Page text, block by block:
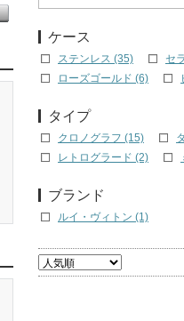
ケース
ステンレス (35)
セ
ローズゴールド (6)
タイプ
クロノグラフ (15)
レトログラード (2)
ブランド
ルイ・ヴィトン (1)